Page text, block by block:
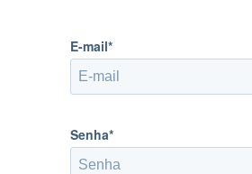
E-mail*
Senha*